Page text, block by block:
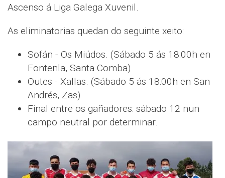
Ascenso á Liga Galega Xuvenil.
As eliminatorias quedan do seguinte xeito:
Sofán - Os Miúdos. (Sábado 5 ás 18:00h en
Fontenla, Santa Comba)
Outes - Xallas. (Sábado 5 ás 18:00h en San
Andrés, Zas)
Final entre os gañadores: sábado 12 nun
campo neutral por determinar.